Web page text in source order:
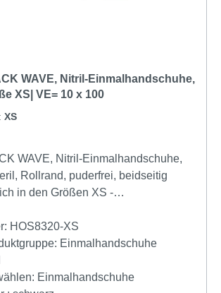
WAVE, Nitril-Einmalhandschuhe,
XS| VE= 10 x 100
XS
WAVE, Nitril-Einmalhandschuhe,
Rollrand, puderfrei, beidseitig
in den Größen XS -
unsteril Rollrand
nach EN 455 für
beidseitig tragbar medizinische
mikrogeraute
HOS8320-XS
Einmalhandschuhe
Einmalhandschuhe